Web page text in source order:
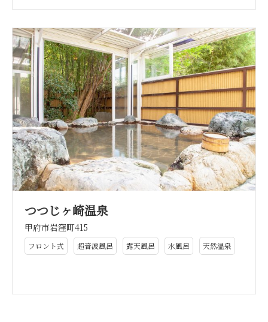
つつじヶ崎温泉
甲府市岩窪町415
フロント式 超音波風呂 露天風呂 水風呂 天然温泉